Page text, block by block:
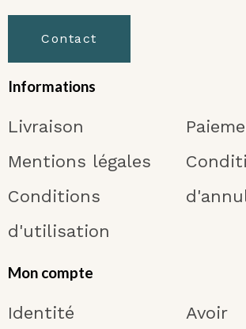
Contact
Informations
Livraison
Mentions légales
Conditions
d'utilisation
Mon compte
Identité
Avoir